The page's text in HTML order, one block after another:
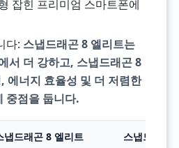
잡힌 프리미엄 스마트폰에
다: 스냅드래곤 8 엘리트는
서 더 강하고, 스냅드래곤 8
에너지 효율성 및 더 저렴한
중점을 둡니다.
냅드래곤 8 엘리트 스냅드래곤